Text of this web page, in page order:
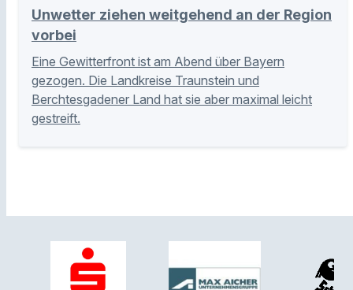
Unwetter ziehen weitgehend an der Region
vorbei
Eine Gewitterfront ist am Abend über Bayern
gezogen. Die Landkreise Traunstein und
Berchtesgadener Land hat sie aber maximal leicht
gestreift.